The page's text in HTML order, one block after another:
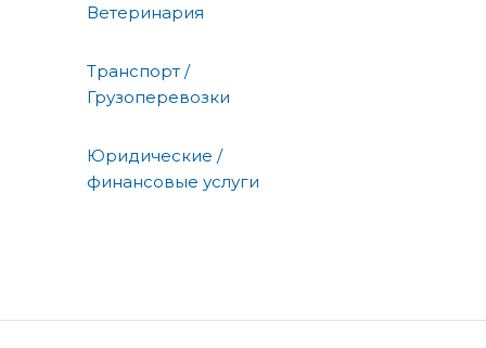
Ветеринария
Транспорт /
Грузоперевозки
Юридические /
финансовые услуги